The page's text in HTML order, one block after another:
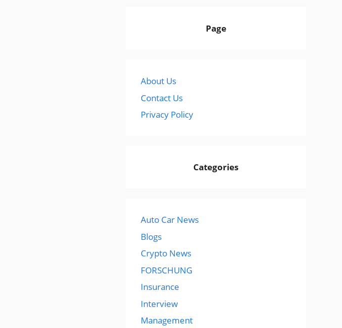
Page
About Us
Contact Us
Privacy Policy
Categories
Auto Car News
Blogs
Crypto News
FORSCHUNG
Insurance
Interview
Management